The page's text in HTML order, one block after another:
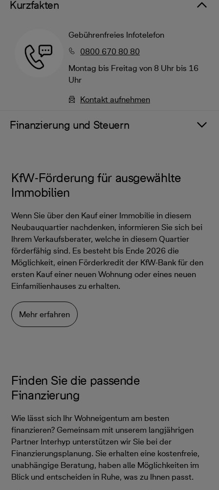
Kurzfakten
Gebührenfreies Infotelefon
0800 670 80 80
Montag bis Freitag von 8 Uhr bis 16
Uhr
Kontakt aufnehmen
Finanzierung und Steuern
KfW-Förderung für ausgewählte
Immobilien
Wenn Sie über den Kauf einer Immobilie in diesem
Neubauquartier nachdenken, informieren Sie sich bei
Ihrem Verkaufsberater, welche in diesem Quartier
förderfähig sind. Es besteht bis Ende 2026 die
Möglichkeit, einen Förderkredit der KfW-Bank für den
ersten Kauf einer neuen Wohnung oder eines neuen
Einfamilienhauses zu erhalten.
Mehr erfahren
Finden Sie die passende
Finanzierung
Wie lässt sich Ihr Wohneigentum am besten
finanzieren? Gemeinsam mit unserem langjährigen
Partner Interhyp unterstützen wir Sie bei der
Finanzierungsplanung. Sie erhalten eine kostenfreie,
unabhängige Beratung, haben alle Möglichkeiten im
Blick und entscheiden in Ruhe, was zu Ihnen passt.